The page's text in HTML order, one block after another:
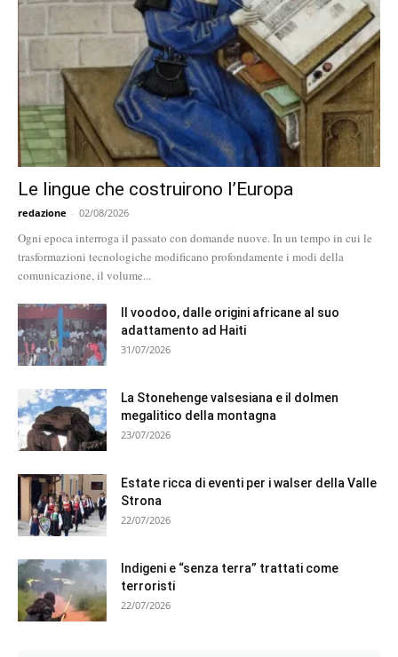
Le lingue che costruirono l’Europa
redazione - 02/08/2026
Ogni epoca interroga il passato con domande nuove. In un tempo in cui le
trasformazioni tecnologiche modificano profondamente i modi della
comunicazione, il volume...
Il voodoo, dalle origini africane al suo
adattamento ad Haiti
31/07/2026
La Stonehenge valsesiana e il dolmen
megalitico della montagna
23/07/2026
Estate ricca di eventi per i walser della Valle
Strona
22/07/2026
Indigeni e “senza terra” trattati come
terroristi
22/07/2026